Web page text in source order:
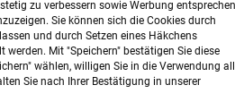
zu verbessern sowie Werbung
Sie können sich die Cookies durch
und durch Setzen eines Häkchens
werden. Mit "Speichern" bestätigen Sie diese
wählen, willigen Sie in die Verwendung
Sie nach Ihrer Bestätigung in unserer